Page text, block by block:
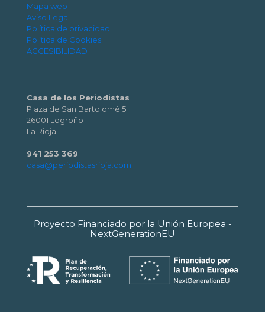
Mapa web
Aviso Legal
Política de privacidad
Política de Cookies
ACCESIBILIDAD
Casa de los Periodistas
Plaza de San Bartolomé 5
26001 Logroño
La Rioja
941 253 369
casa@periodistasrioja.com
Proyecto Financiado por la Unión Europea -
NextGenerationEU